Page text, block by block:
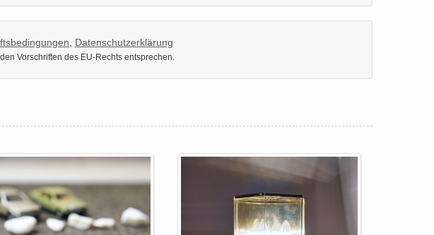
Datenschutzerklärung
Vorschriften des EU-Rechts entsprechen.